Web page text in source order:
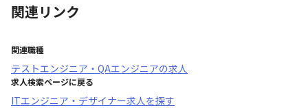
関連リンク
関連職種
テストエンジニア・QAエンジニアの求人
求人検索ページに戻る
ITエンジニア・デザイナー求人を探す